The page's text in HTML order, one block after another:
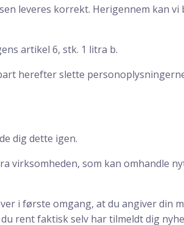
leveres korrekt. Herigennem kan
artikel 6, stk. 1 litra b.
herefter slette
dig dette igen.
virksomheden, som kan omhandle
i første omgang, at du angiver din
rent faktisk selv har tilmeldt dig